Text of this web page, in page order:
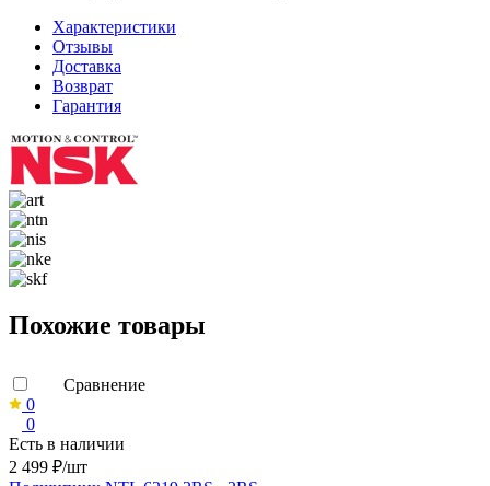
Характеристики
Отзывы
Доставка
Возврат
Гарантия
Похожие товары
Сравнение
0
0
Есть в наличии
2 499 ₽/шт